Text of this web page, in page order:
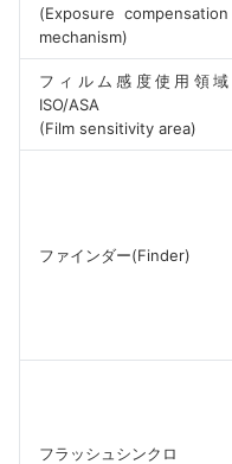
(Exposure compensation
mechanism)
フィルム感度使用領域
ISO/ASA
(Film sensitivity area)
ファインダー(Finder)
フラッシュシンクロ